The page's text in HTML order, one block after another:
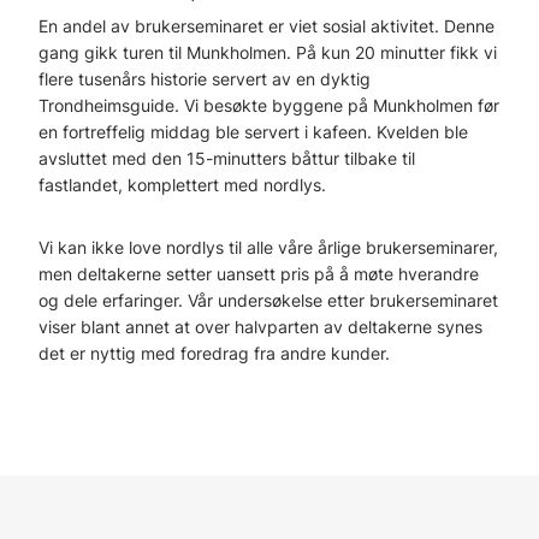
En andel av brukerseminaret er viet sosial aktivitet. Denne
gang gikk turen til Munkholmen. På kun 20 minutter fikk vi
flere tusenårs historie servert av en dyktig
Trondheimsguide. Vi besøkte byggene på Munkholmen før
en fortreffelig middag ble servert i kafeen. Kvelden ble
avsluttet med den 15-minutters båttur tilbake til
fastlandet, komplettert med nordlys.
Vi kan ikke love nordlys til alle våre årlige brukerseminarer,
men deltakerne setter uansett pris på å møte hverandre
og dele erfaringer. Vår undersøkelse etter brukerseminaret
viser blant annet at over halvparten av deltakerne synes
det er nyttig med foredrag fra andre kunder.